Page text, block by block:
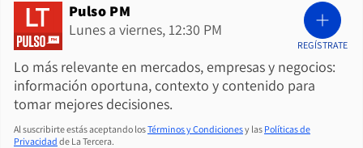
Pulso PM
Lunes a viernes, 12:30 PM
Lo más relevante en mercados, empresas y negocios:
información oportuna, contexto y contenido para
tomar mejores decisiones.
REGÍSTRATE
Al suscribirte estás aceptando losTérminos y Condicionesy las Políticas de
Privacidad de La Tercera.